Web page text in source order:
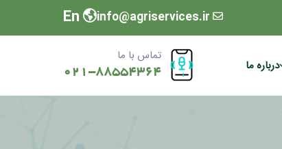
info@agriservices.ir
En
درباره ما
تماس با ما
021-88554364